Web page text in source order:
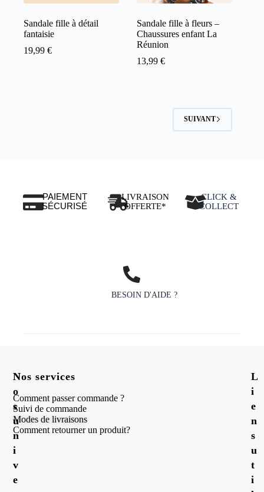
Sandale fille à détail
fantaisie
19,99 €
Sandale fille à fleurs –
Chaussures enfant La
Réunion
13,99€
SUIVANT
PAIEMENT
SÉCURISÉ
LIVRAISON
OFFERTE*
CLICK &
COLLECT
BESOIN D'AIDE ?
N
o
s
u
n
i
v
e
Nos services
Comment passer commande ?
Suivi de commande
Modes de livraisons
Comment retourner un produit?
L
i
e
n
s
u
t
i